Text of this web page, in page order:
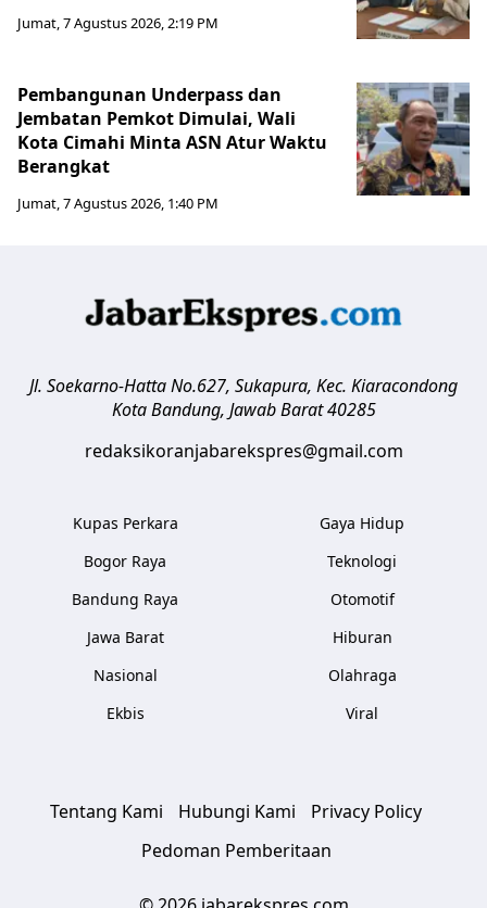
Jumat, 7 Agustus 2026, 2:19 PM
Pembangunan Underpass dan
Jembatan Pemkot Dimulai, Wali
Kota Cimahi Minta ASN Atur Waktu
Berangkat
Jumat, 7 Agustus 2026, 1:40 PM
Jl. Soekarno-Hatta No.627, Sukapura, Kec. Kiaracondong
Kota Bandung, Jawab Barat 40285
redaksikoranjabarekspres@gmail.com
Kupas Perkara
Bogor Raya
Bandung Raya
Jawa Barat
Nasional
Ekbis
Gaya Hidup
Teknologi
Otomotif
Hiburan
Olahraga
Viral
Tentang Kami Hubungi Kami
Privacy Policy
Pedoman Pemberitaan